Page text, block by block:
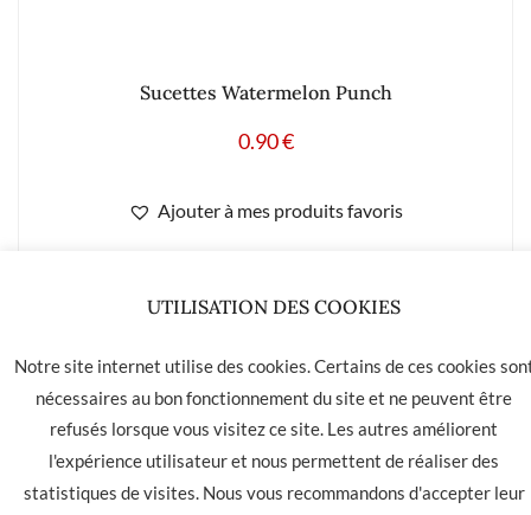
Sucettes Watermelon Punch
0.90€
Ajouter à mes produits favoris
LA HAVANE 40 bis rue des Tilleuls 30900 NIMES - Tél: 04 66
05 01 31
UTILISATION DES COOKIES
Notre site internet utilise des cookies. Certains de ces cookies
nécessaires au bon fonctionnement du site et ne peuvent être
refusés lorsque vous visitez ce site. Les autres améliorent
l'expérience utilisateur et nous permettent de réaliser des
statistiques de visites. Nous vous recommandons d'accepter leur